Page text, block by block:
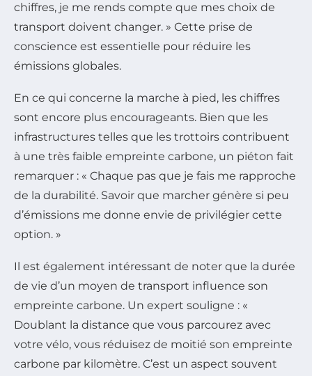
chiffres, je me rends compte que mes choix de
transport doivent changer. » Cette prise de
conscience est essentielle pour réduire les
émissions globales.
En ce qui concerne la marche à pied, les chiffres
sont encore plus encourageants. Bien que les
infrastructures telles que les trottoirs contribuent
à une très faible empreinte carbone, un piéton fait
remarquer : « Chaque pas que je fais me rapproche
de la durabilité. Savoir que marcher génère si peu
d’émissions me donne envie de privilégier cette
option. »
Il est également intéressant de noter que la durée
de vie d’un moyen de transport influence son
empreinte carbone. Un expert souligne : «
Doublant la distance que vous parcourez avec
votre vélo, vous réduisez de moitié son empreinte
carbone par kilomètre. C’est un aspect souvent